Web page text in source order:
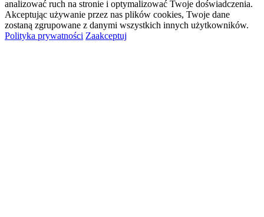
analizować ruch na stronie i optymalizować Twoje doświadczenia.
Akceptując używanie przez nas plików cookies, Twoje dane
zostaną zgrupowane z danymi wszystkich innych użytkowników.
Polityka prywatności Zaakceptuj